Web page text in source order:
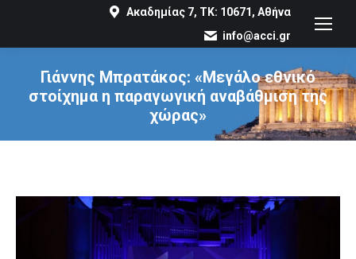
Ακαδημίας 7, ΤΚ: 10671, Αθήνα
info@acci.gr
Γιάννης Μπρατάκος: «Μεγάλο εθνικό
στοίχημα η παραγωγική αναβάθμιση της
χώρας»
You are here: